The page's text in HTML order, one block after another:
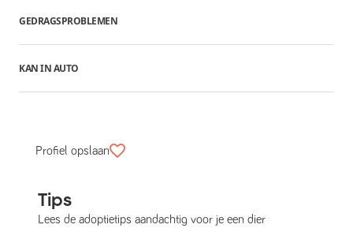
GEDRAGSPROBLEMEN
KAN IN AUTO
Profiel opslaan
Tips
Lees de adoptietips aandachtig voor je een dier